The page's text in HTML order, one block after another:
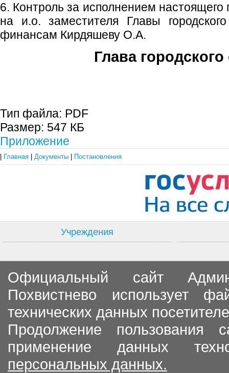
6. Контроль за исполнением настоящего
на и.о. заместителя Главы
финансам Кирдяшеву О.А.
Глава городского
Тип файла: PDF
Размер: 547 КБ
Приложение
Главная Документы Постановления
Учреждения
Официальный сайт
Похвистнево использует
технических данных
Продолжение пользования
применение данных
персональных данных.